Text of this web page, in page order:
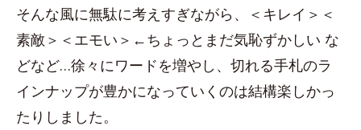
そんな風に無駄に考えすぎながら、＜キレイ＞＜
素敵＞＜エモい＞←ちょっとまだ気恥ずかしい な
どなど…徐々にワードを増やし、切れる手札のラ
インナップが豊かになっていくのは結構楽しかっ
たりしました。